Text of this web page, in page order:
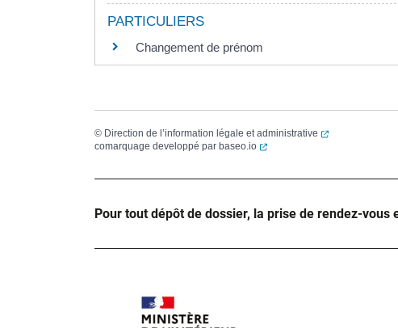
PARTICULIERS
Changement de prénom
© Direction de l’information légale et administrative
(ouverture dans
comarquage developpé par baseo.io (ouverture dans un nouvel
Pour tout dépôt de dossier, la prise de rendez-